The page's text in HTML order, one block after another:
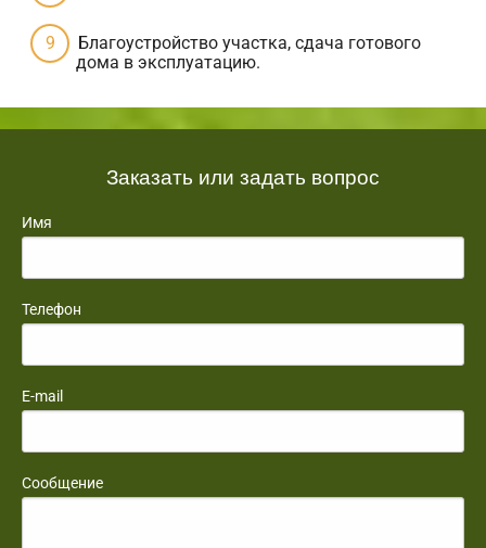
Благоустройство участка, сдача готового
дома в эксплуатацию.
Заказать или задать вопрос
Имя
Телефон
E-mail
Сообщение